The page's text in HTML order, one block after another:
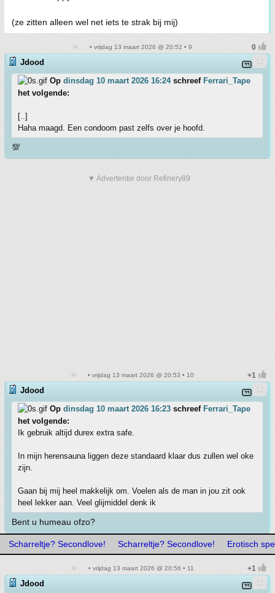
(ze zitten alleen wel net iets te strak bij mij)
• vrijdag 13 maart 2026 @ 20:52 • 9
Jdood
Op dinsdag 10 maart 2026 16:24schreef Ferrari_Tape
het volgende:
[..]
Haha maagd. Een condoom past zelfs over je hoofd.
💯
▼ Advertentie door Refinery89
• vrijdag 13 maart 2026 @ 20:53 • 10
Jdood
Op dinsdag 10 maart 2026 16:23 schreef Ferrari_Tape
het volgende:
Ik gebruik altijd durex extra safe.
In mijn herensauna liggen deze standaard klaar dus zullen wel oke
zijn.
Gaan bij mij heel makkelijk om. Voelen als de man in jou zit ook
heel lekker aan. Veel glijmiddel denk ik
Bent u humeau ofzo?
Scharreltje? Secondlove! Scharreltje? Secondlove! Erotisch
• vrijdag 13 maart 2026 @ 20:56 • 11
Jdood